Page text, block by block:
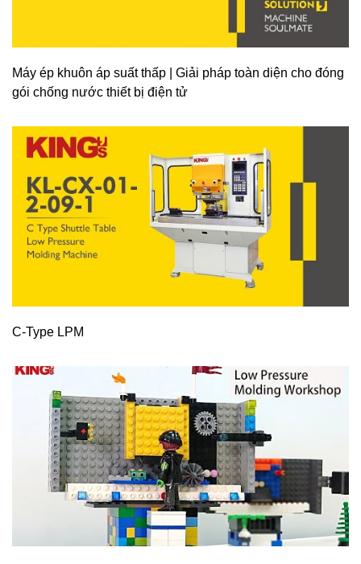
Máy ép khuôn áp suất thấp | Giải pháp toàn diện cho đóng
gói chống nước thiết bị điện tử
C-Type LPM